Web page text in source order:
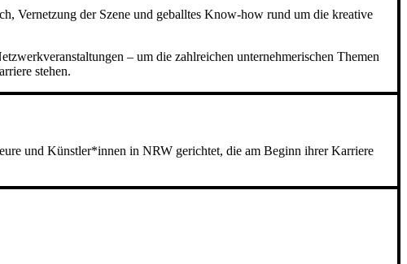
Vernetzung der Szene und geballtes Know-how rund um die kreative
– um die zahlreichen unternehmerischen Themen
stehen.
und Künstler*innen in NRW gerichtet, die am Beginn ihrer Karriere